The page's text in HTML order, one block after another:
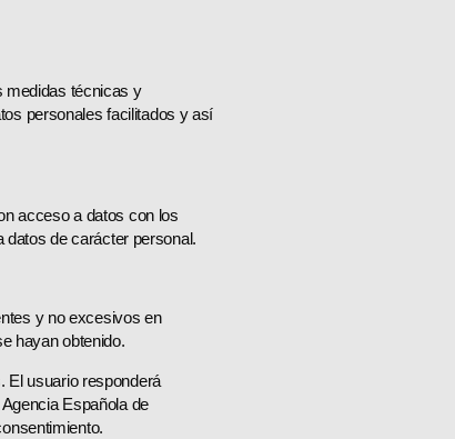
medidas técnicas y
personales facilitados y así
acceso a datos con los
de carácter personal.
y no excesivos en
hayan obtenido.
El usuario responderá
Española de